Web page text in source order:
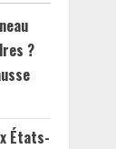
?
États-